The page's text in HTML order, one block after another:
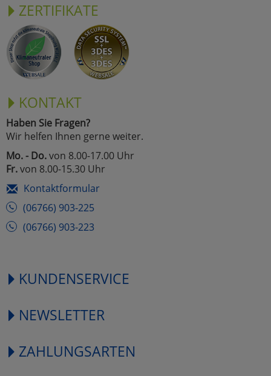
ZERTIFIKATE
KONTAKT
Haben Sie Fragen?
Wir helfen Ihnen gerne weiter.
Mo. - Do.von 8.00-17.00 Uhr
Fr.von 8.00-15.30 Uhr
Kontaktformular
(06766) 903-225
(06766) 903-223
KUNDENSERVICE
NEWSLETTER
ZAHLUNGSARTEN